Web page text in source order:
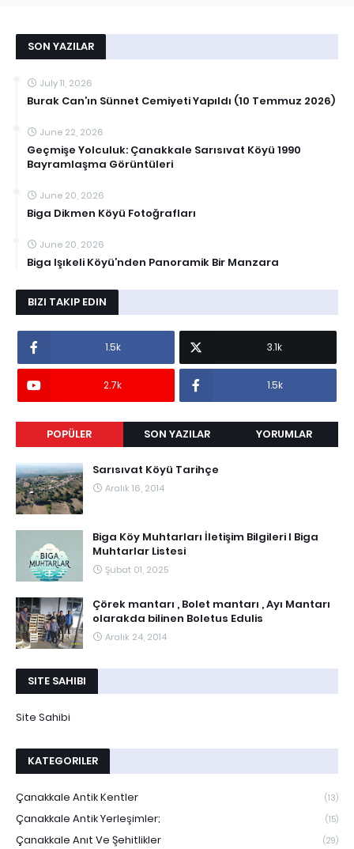
SON YAZILAR
July 11, 2026
Burak Can’ın Sünnet Cemiyeti Yapıldı (10 Temmuz 2026)
June 22, 2026
Geçmişe Yolculuk: Çanakkale Sarısıvat Köyü 1990
Bayramlaşma Görüntüleri
June 20, 2026
Biga Dikmen Köyü Fotoğrafları
June 20, 2026
Biga Işıkeli Köyü’nden Panoramik Bir Manzara
BIZI TAKIP EDIN
1.5k 3.1k
2.7k 1.5k
POPÜLER SON YAZILAR YORUMLAR
Sarısıvat Köyü Tarihçe
Aralık 16, 2014
Biga Köy Muhtarları İletişim Bilgileri I Biga
Muhtarlar Listesi
Şubat 01, 2025
Çörek mantarı , Bolet mantarı , Ayı Mantarı
olarakda bilinen Boletus Edulis
Aralık 24, 2014
SITE SAHIBI
Site Sahibi
KATEGORILER
Çanakkale Antik Kentler (13)
Çanakkale Antik Yerleşimler; (15)
Çanakkale Anıt Ve Şehitlikler (29)